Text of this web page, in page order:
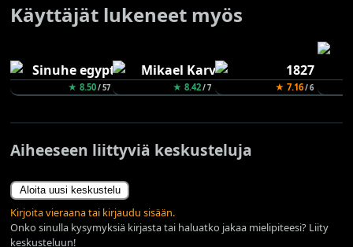
Käyttäjät lukeneet myös
★ 8.50/ 57 ★ 8.42/ 7 ★ 7.16/ 6
Aiheeseen liittyviä keskusteluja
Aloita uusi keskustelu
Kirjoita vieraana tai kirjaudu sisään.
Onko sinulla kysymyksiä kirjasta tai haluatko jakaa mielipiteesi? Liity
keskusteluun!